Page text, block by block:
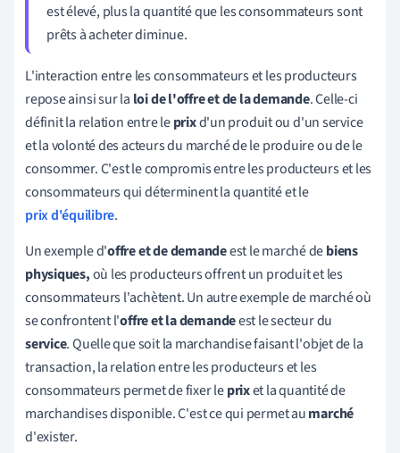
est élevé, plus la quantité que les consommateurs sont
prêts à acheter diminue.
L'interaction entre les consommateurs et les producteurs
repose ainsi sur la loi de l'offre et de la demande. Celle-ci
définit la relation entre leprixd'un produit ou d'un service
et la volonté des acteurs du marché de le produire ou de le
consommer. C'est le compromis entre les producteurs et les
consommateurs qui déterminent la quantité et le
prix d'équilibre.
Un exemple d'offre et de demandeest le marché debiens
physiques,où les producteurs offrent un produit et les
consommateurs l'achètent. Un autre exemple de marché où
se confrontent l'offre et la demandeest le secteur du
service. Quelle que soit la marchandise faisant l'objet de la
transaction, la relation entre les producteurs et les
consommateurs permet de fixer leprixet la quantité de
marchandises disponible. C'est ce qui permet aumarché
d'exister.